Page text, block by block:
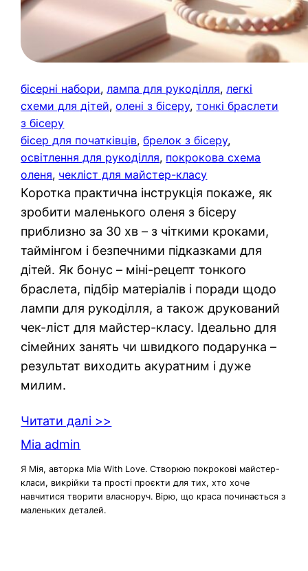
бісерні набори, лампа для рукоділля, легкі
схеми для дітей, олені з бісеру, тонкі браслети
з бісеру
бісер для початківців, брелок з бісеру
освітлення для рукоділля, покрокова схема
оленя, чекліст для майстер-класу
Коротка практична інструкція покаже, як
зробити маленького оленя з бісеру
приблизно за 30 хв – з чіткими кроками,
таймінгом і безпечними підказками для
дітей. Як бонус – міні-рецепт тонкого
браслета, підбір матеріалів і поради щодо
лампи для рукоділля, а також друкований
чек-ліст для майстер-класу. Ідеально для
сімейних занять чи швидкого подарунка –
результат виходить акуратним і дуже
милим.
Читати далі >>
Mia admin
Я Мія, авторка Mia With Love. Створюю покрокові майстер-
класи, викрійки та прості проєкти для тих, хто хоче
навчитися творити власноруч. Вірю, що краса починається з
маленьких деталей.